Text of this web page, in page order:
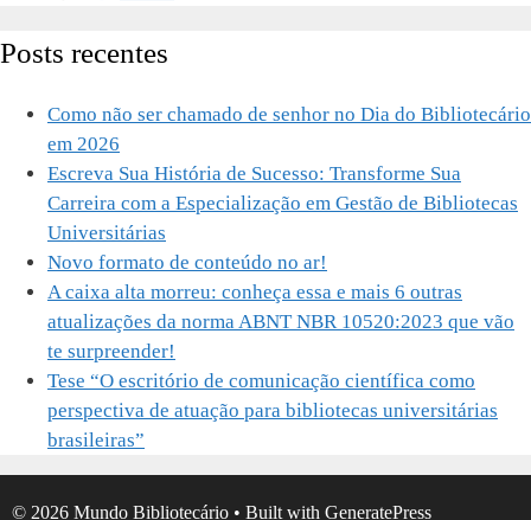
Posts recentes
Como não ser chamado de senhor no Dia do Bibliotecário
em 2026
Escreva Sua História de Sucesso: Transforme Sua
Carreira com a Especialização em Gestão de Bibliotecas
Universitárias
Novo formato de conteúdo no ar!
A caixa alta morreu: conheça essa e mais 6 outras
atualizações da norma ABNT NBR 10520:2023 que vão
te surpreender!
Tese “O escritório de comunicação científica como
perspectiva de atuação para bibliotecas universitárias
brasileiras”
© 2026 Mundo Bibliotecário • Built with GeneratePress